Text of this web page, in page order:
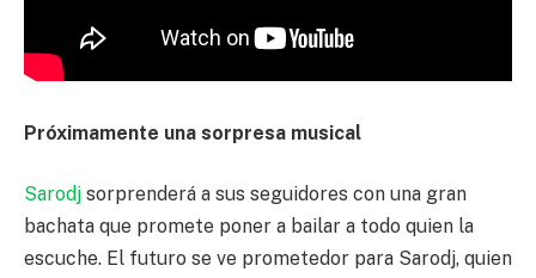
Próximamente una sorpresa musical
Sarodj sorprenderá a sus seguidores con una gran
bachata que promete poner a bailar a todo quien la
escuche. El futuro se ve prometedor para Sarodj, quien